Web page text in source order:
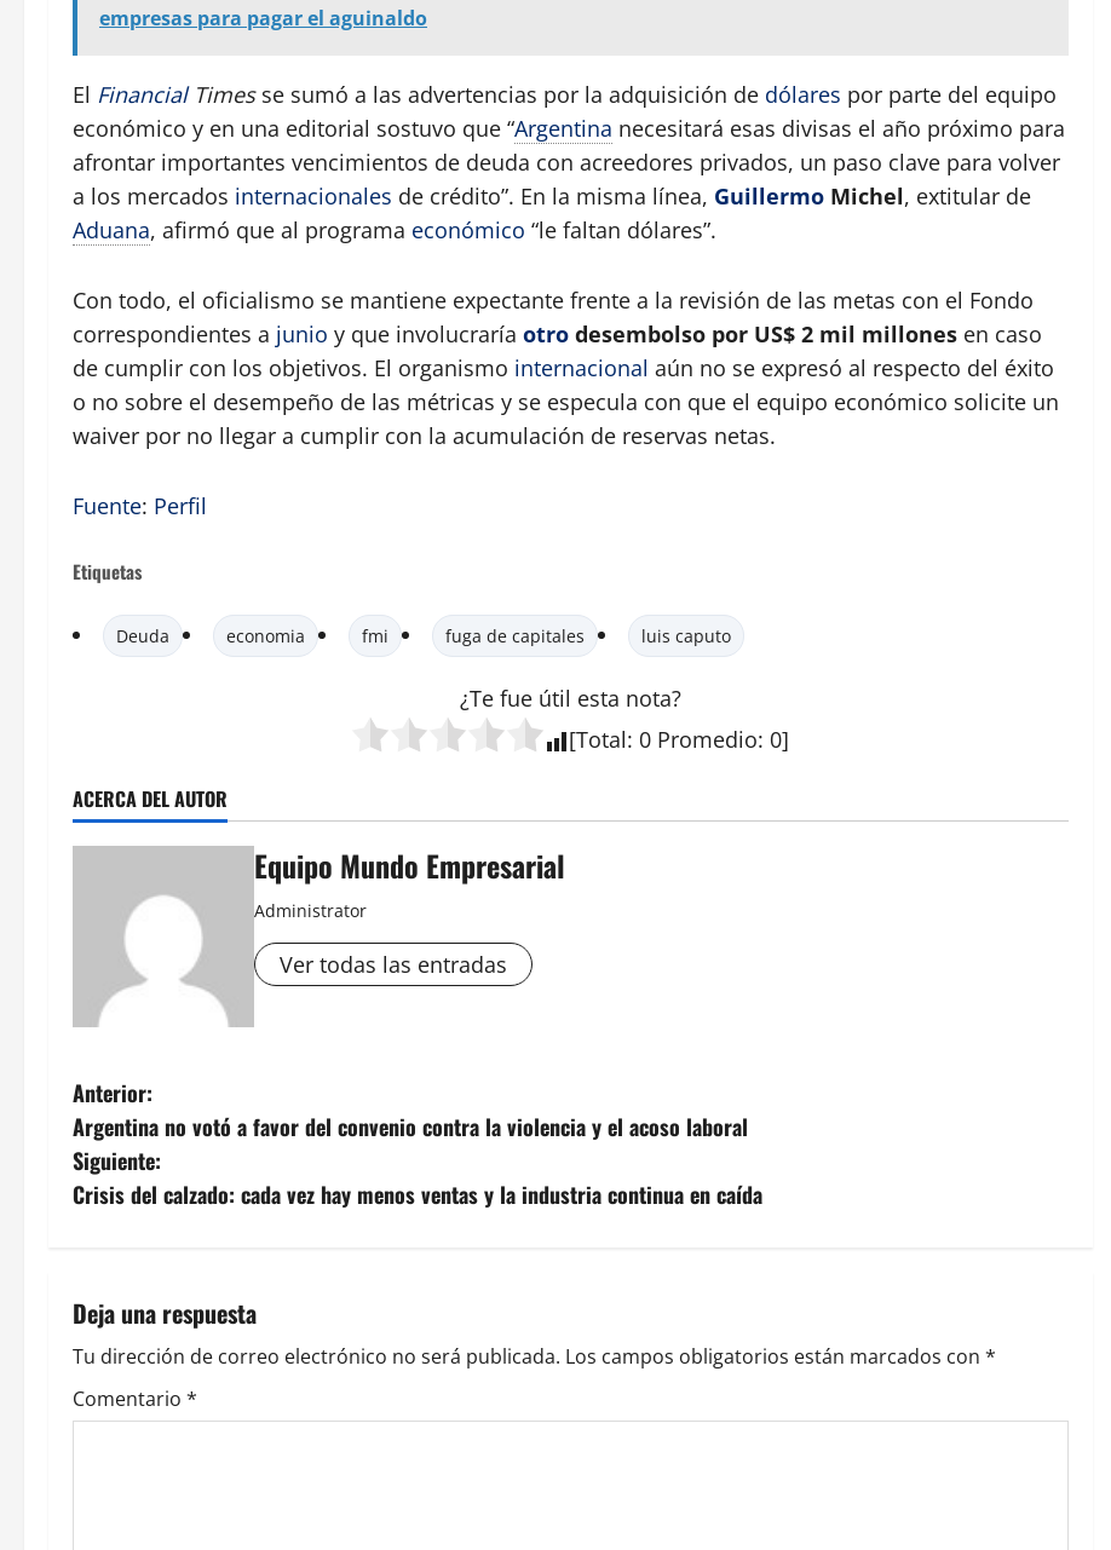
empresas para pagar el aguinaldo
El FinancialTimesse sumó a las advertencias por la adquisición de dólares por parte del equipo
económico y en una editorial sostuvo que “Argentina necesitará esas divisas el año próximo para
afrontar importantes vencimientos de deuda con acreedores privados, un paso clave para volver
a los mercados internacionales de crédito”. En la misma línea, Guillermo Michel, extitular de
Aduana, afirmó que al programa económico “le faltan dólares”.
Con todo, el oficialismo se mantiene expectante frente a la revisión de las metas con el Fondo
correspondientes a junio y que involucraría otro desembolso por US$ 2 mil millones en caso
de cumplir con los objetivos. El organismo internacional aún no se expresó al respecto del éxito
o no sobre el desempeño de las métricas y se especula con que el equipo económico solicite un
waiver por no llegar a cumplir con la acumulación de reservas netas.
Fuente: Perfil
Etiquetas
Deuda economia fmi fuga de capitales luis caputo
¿Te fue útil esta nota?
[Total: 0 Promedio: 0]
ACERCA DEL AUTOR
Equipo Mundo Empresarial
Administrator
Ver todas las entradas
N
a
v
g
a
c
Anterior:
Argentina no votó a favor del convenio contra la violencia y el acoso laboral
Siguiente:
Crisis del calzado: cada vez hay menos ventas y la industria continua en caída
Deja una respuesta
Tu dirección de correo electrónico no será publicada. Los campos obligatorios están marcados con *
Comentario *